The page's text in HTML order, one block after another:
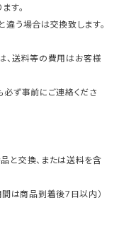
す。
う場合は交換致します。
、送料等の費用はお客様
ず事前にご連絡くださ
と交換、または送料を含
は商品到着後7日以内）